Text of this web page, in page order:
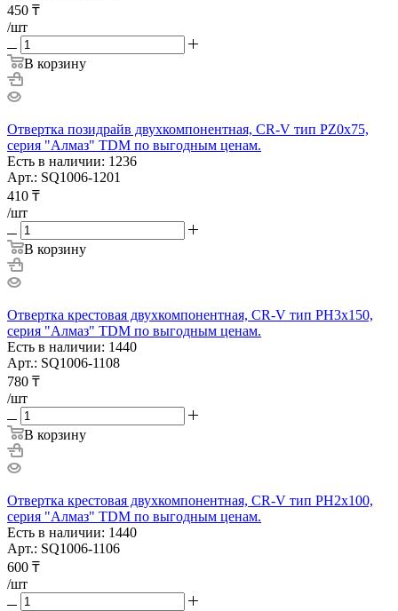
450 ₸
/шт
В корзину
Отвертка позидрайв двухкомпонентная, CR-V тип PZ0x75,
серия "Алмаз" TDM по выгодным ценам.
Есть в наличии: 1236
Арт.: SQ1006-1201
410 ₸
/шт
В корзину
Отвертка крестовая двухкомпонентная, CR-V тип PH3x150,
серия "Алмаз" TDM по выгодным ценам.
Есть в наличии: 1440
Арт.: SQ1006-1108
780 ₸
/шт
В корзину
Отвертка крестовая двухкомпонентная, CR-V тип PH2x100,
серия "Алмаз" TDM по выгодным ценам.
Есть в наличии: 1440
Арт.: SQ1006-1106
600 ₸
/шт